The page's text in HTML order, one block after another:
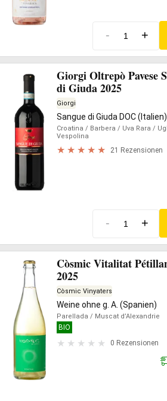
- +
Giorgi Oltrepò Pavese
di Giuda 2025
Giorgi
Sangue di Giuda DOC (Italien)
Croatina / Barbera / Uva Rara /
Vespolina
21 Rezensionen
- +
Còsmic Vitalitat
2025
Còsmic Vinyaters
Weine ohne g. A. (Spanien)
Parellada / Muscat d’Alexandrie
BIO
0 Rezensionen